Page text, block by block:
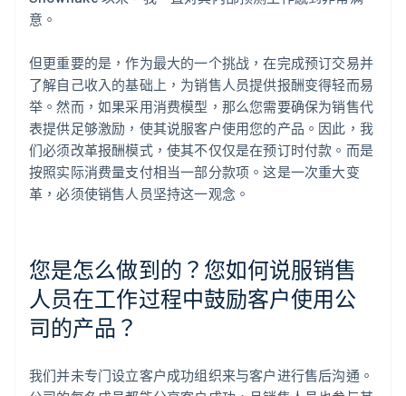
意。
但更重要的是，作为最大的一个挑战，在完成预订交易并
了解自己收入的基础上，为销售人员提供报酬变得轻而易
举。然而，如果采用消费模型，那么您需要确保为销售代
表提供足够激励，使其说服客户使用您的产品。因此，我
们必须改革报酬模式，使其不仅仅是在预订时付款。而是
按照实际消费量支付相当一部分款项。这是一次重大变
革，必须使销售人员坚持这一观念。
您是怎么做到的？您如何说服销售
人员在工作过程中鼓励客户使用公
司的产品？
我们并未专门设立客户成功组织来与客户进行售后沟通。